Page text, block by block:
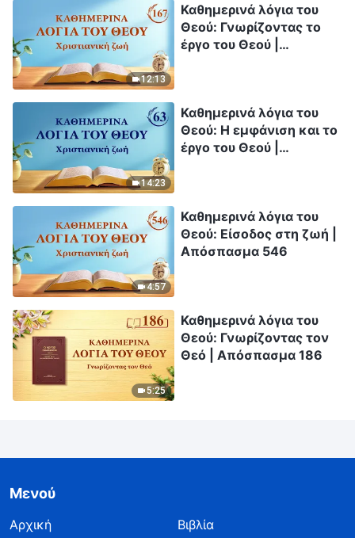
12:13
Καθημερινά λόγια του
Θεού: Γνωρίζοντας το
έργο του Θεού |
14:23
Καθημερινά λόγια του
Θεού: Η εμφάνιση και το
έργο του Θεού |
4:57
Καθημερινά λόγια του
Θεού: Είσοδος στη ζωή |
Απόσπασμα 546
5:25
Καθημερινά λόγια του
Θεού: Γνωρίζοντας τον
Θεό | Απόσπασμα 186
Μενού
Αρχική
Βιβλία